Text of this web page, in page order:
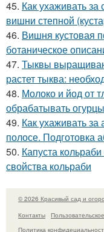
45. Как ухаживать
вишни степной
46. Вишня кустовая
ботаническое
47. Тыквы
растет тыква:
48. Молоко и йод от
обрабатывать
49. Как ухаживать
полосе. Подготовка
50. Капуста
свойства кольраби
© 2026 Красивый сад и
Контакты
Политика